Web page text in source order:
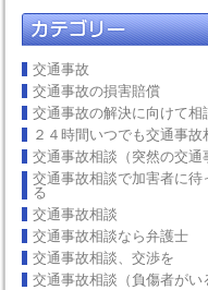
交通事故
交通事故の損害賠償
交通事故の解決に向けて相
２４時間いつでも交通事故
交通事故相談（突然の交通
交通事故相談で加害者に待
る
交通事故相談
交通事故相談なら弁護士
交通事故相談、交渉を
交通事故相談（負傷者がい